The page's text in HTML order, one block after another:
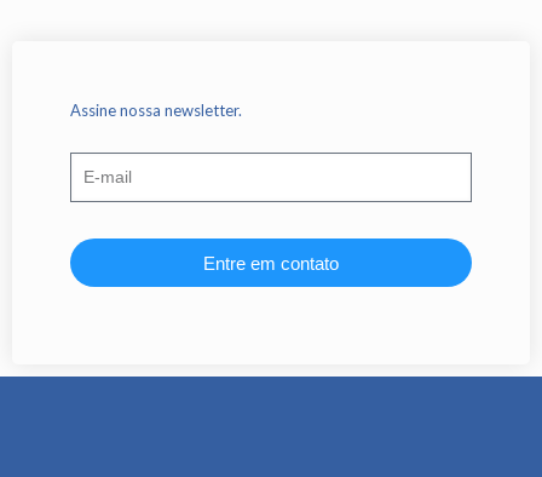
Assine nossa newsletter.
Entre em contato